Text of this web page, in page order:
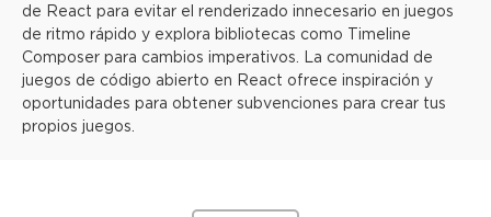
de React para evitar el renderizado innecesario en juegos
de ritmo rápido y explora bibliotecas como Timeline
Composer para cambios imperativos. La comunidad de
juegos de código abierto en React ofrece inspiración y
oportunidades para obtener subvenciones para crear tus
propios juegos.